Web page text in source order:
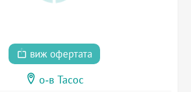
виж офертата
о-в Тасос